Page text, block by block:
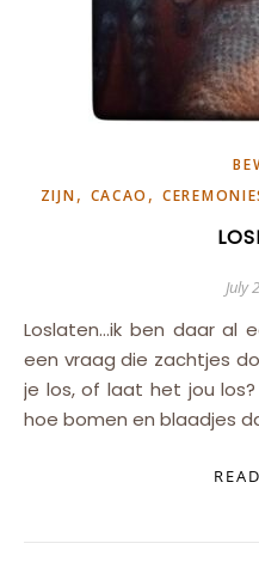
ZIJN, CACAO ,
July
Loslaten…ik ben daar al een tijdje mee onderweg. En
een vraag die zachtjes
je los, of laat het jou
hoe bomen en blaadjes